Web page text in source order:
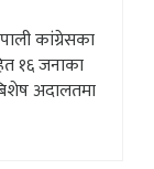
कांग्रेसका
१६ जनाका
अदालतमा